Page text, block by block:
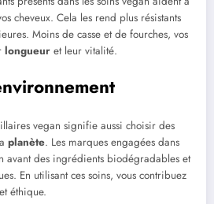
cheveux. Cela les rend plus résistants
Moins de casse et de fourches, vos
longueur et leur vitalité.
vegan signifie aussi choisir des
planète. Les marques engagées dans
avant des ingrédients biodégradables et
En utilisant ces soins, vous contribuez
éthique.